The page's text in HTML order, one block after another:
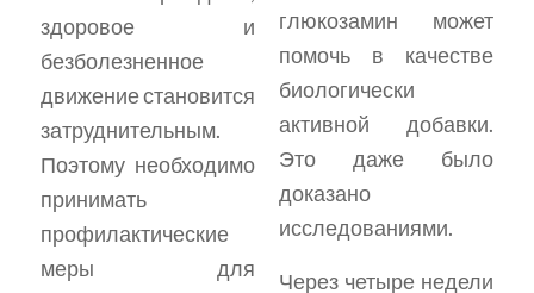
здоровое и
безболезненное
движение становится
затруднительным.
Поэтому необходимо
принимать
профилактические
меры для
глюкозамин может
помочь в качестве
биологически
активной добавки.
Это даже было
доказано
исследованиями.
Через четыре недели